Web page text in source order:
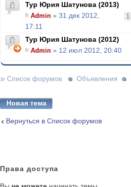
Тур Юрия Шатунова (2013)
1
Admin » 31 дек 2012,
17:11
Тур Юрия Шатунова (2012)
Admin » 12 июл 2012, 20:40
» Список форумов Объявления
Новая тема
Вернуться в Список форумов
Права доступа